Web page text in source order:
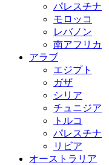
パレスチナ
モロッコ
レバノン
南アフリカ
アラブ
エジプト
ガザ
シリア
チュニジア
トルコ
パレスチナ
リビア
オーストラリア